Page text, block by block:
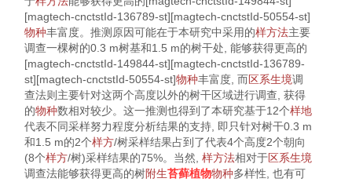
[magtech-cnctstId-136789-st][magtech-cnctstId-50554-st]
物种丰富度。推测原因可能在于本研究中采用的样方法主要
调查一棵树的0.3 m树基和1.5 m的树干处, 能够获得更高的
[magtech-cnctstId-149844-st][magtech-cnctstId-136789-
st][magtech-cnctstId-50554-st]物种丰富度, 而区系生境调
查法则主要针对这两个高度以外的树干区域进行调查, 获得
的物种数相对较少。这一推测也得到了本研究基于12个样地
代表不同采样努力程度分析结果的支持, 即只针对树干0.3 m
和1.5 m的2个样方/树采样结果占到了代表4个高度2个朝向
(8个样方/树)采样结果的75%。当然, 样方法相对于区系生境
调查法能够获得更高的树附生苔藓植物物种多样性, 也有可